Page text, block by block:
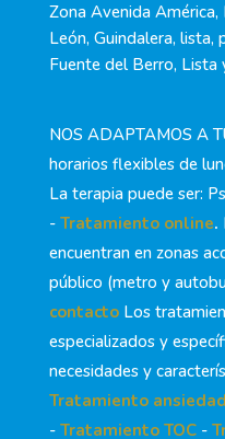
Zona Avenida
León, Guindalera, lista,
Fuente del Berro, Lista
NOS ADAPTAMOS A
horarios flexibles de
La terapia puede ser:
- Tratamiento online.
encuentran en zonas
público (metro y
contactoLos
especializados y
necesidades y
Tratamiento ansiedad
- Tratamiento TOC-